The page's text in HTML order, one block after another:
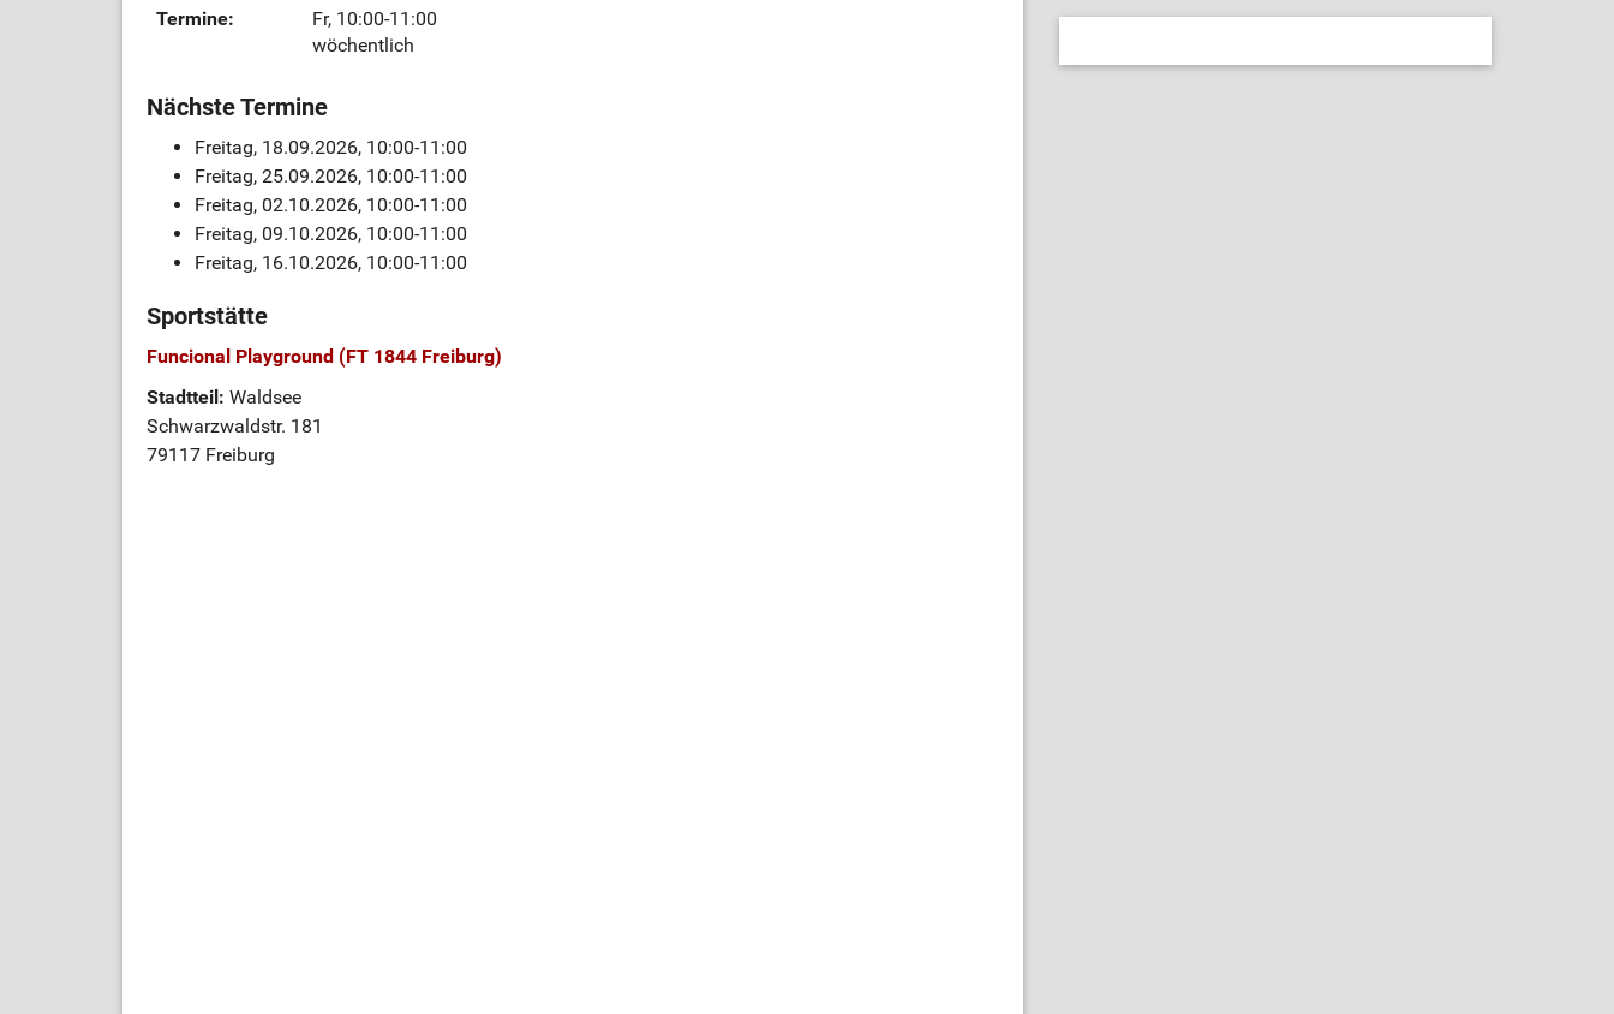
Termine:
Fr, 10:00-11:00
wöchentlich
Nächste Termine
Freitag, 18.09.2026, 10:00-11:00
Freitag, 25.09.2026, 10:00-11:00
Freitag, 02.10.2026, 10:00-11:00
Freitag, 09.10.2026, 10:00-11:00
Freitag, 16.10.2026, 10:00-11:00
Sportstätte
Funcional Playground (FT 1844 Freiburg)
Stadtteil: Waldsee
Schwarzwaldstr. 181
79117 Freiburg